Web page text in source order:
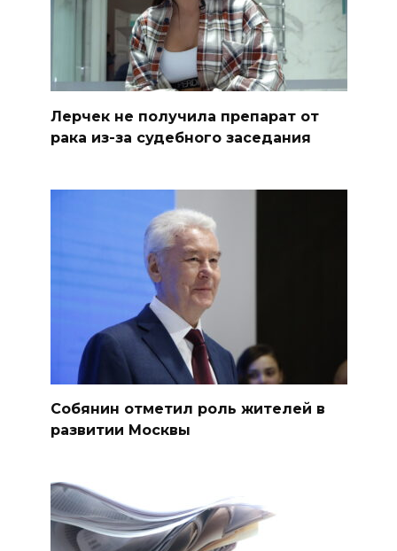
Лерчек не получила препарат от
рака из-за судебного заседания
Собянин отметил роль жителей в
развитии Москвы